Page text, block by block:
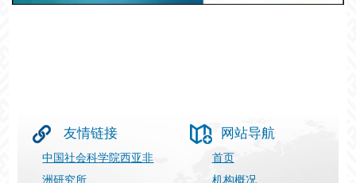
友情链接
中国社会科学院西亚非
洲研究所
网站导航
首页
机构概况